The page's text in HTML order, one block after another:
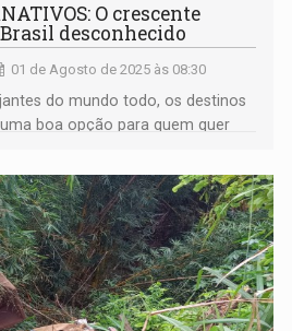
O crescente
desconhecido
01 de Agosto de 2025 às 08:30
do mundo todo, os destinos
boa opção para quem quer